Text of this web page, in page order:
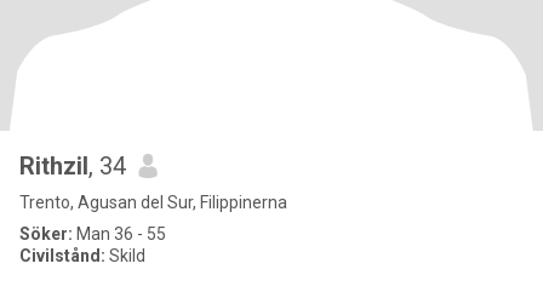
Rithzil, 34
Trento, Agusan del Sur, Filippinerna
Söker: Man 36 - 55
Civilstånd: Skild